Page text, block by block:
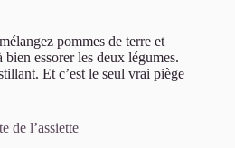
pommes de terre et
bien essorer les deux légumes.
Et c’est le seul vrai piège
de l’assiette